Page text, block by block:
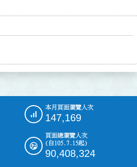
本月頁面瀏覽人次
147,169
頁面總瀏覽人次
(自105.7.15起)
90,408,324